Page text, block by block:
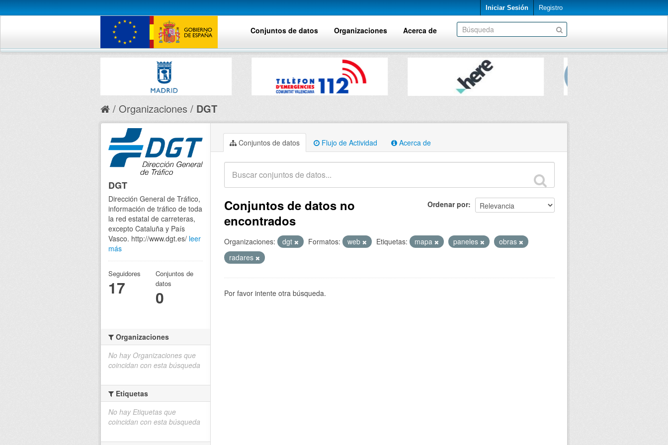
Iniciar Sesión Registro
Conjuntos de datos Organizaciones Acerca de
Organizaciones DGT
Conjuntos de datos Flujo de Actividad Acerca de
Ordenar por
Conjuntos de datos no
encontrados
Organizaciones: dgt Formatos: web Etiquetas: mapa paneles
obras
radares
Por favor intente otra búsqueda.
DGT
Dirección General de Tráfico,
información de tráfico de toda
la red estatal de carreteras,
excepto Cataluña y País
Vasco. http://www.dgt.es/ leer
más
Seguidores
17
Conjuntos de
datos
0
Organizaciones
No hay Organizaciones que
coincidan con esta búsqueda
Etiquetas
No hay Etiquetas que
coincidan con esta búsqueda